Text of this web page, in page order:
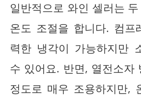
일반적으로 와인 셀러는
온도 조절을 합니다. 컴프
력한 냉각이 가능하지만
수 있어요. 반면, 열전소자
정도로 매우 조용하지만,